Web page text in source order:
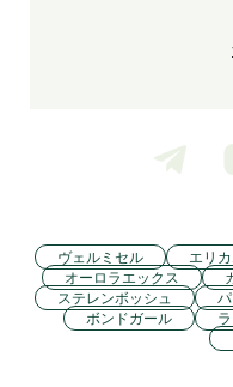
ヴェルミセル エリ
オーロラエックス
ステレンボッシュ
ボンドガール